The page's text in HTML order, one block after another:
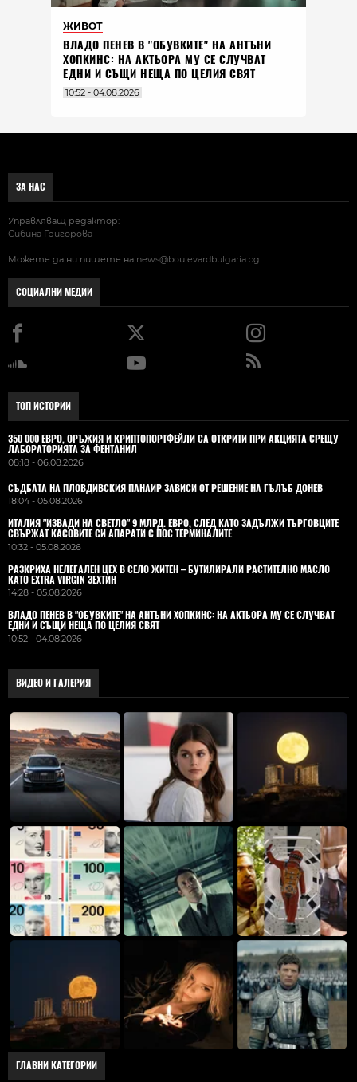
ЖИВОТ
ВЛАДO ПЕНЕВ В "ОБУВКИТЕ" НА АНТЪНИ
ХОПКИНС: НА АКТЬОРА МУ СЕ СЛУЧВАТ
ЕДНИ И СЪЩИ НЕЩА ПО ЦЕЛИЯ СВЯТ
10:52 - 04.08.2026
ЗА НАС
Управляващ редактор:
Сибина Григорова
Можете да ни пишете на news@boulevardbulgaria.bg
СОЦИАЛНИ МЕДИИ
ТОП ИСТОРИИ
350 000 ЕВРО, ОРЪЖИЯ И КРИПТОПОРТФЕЙЛИ СА ОТКРИТИ ПРИ АКЦИЯТА СРЕЩУ
ЛАБОРАТОРИЯТА ЗА ФЕНТАНИЛ
08:18 - 06.08.2026
СЪДБАТА НА ПЛОВДИВСКИЯ ПАНАИР ЗАВИСИ ОТ РЕШЕНИЕ НА ГЪЛЪБ ДОНЕВ
18:04 - 05.08.2026
ИТАЛИЯ "ИЗВАДИ НА СВЕТЛО" 9 МЛРД. ЕВРО, СЛЕД КАТО ЗАДЪЛЖИ ТЪРГОВЦИТЕ
СВЪРЖАТ КАСОВИТЕ СИ АПАРАТИ С ПОС ТЕРМИНАЛИТЕ
10:32 - 05.08.2026
РАЗКРИХА НЕЛЕГАЛЕН ЦЕХ В СЕЛО ЖИТЕН – БУТИЛИРАЛИ РАСТИТЕЛНО МАСЛО
КАТО EXTRA VIRGIN ЗЕХТИН
14:28 - 05.08.2026
ВЛАДO ПЕНЕВ В "ОБУВКИТЕ" НА АНТЪНИ ХОПКИНС: НА АКТЬОРА МУ СЕ СЛУЧВАТ
ЕДНИ И СЪЩИ НЕЩА ПО ЦЕЛИЯ СВЯТ
10:52 - 04.08.2026
ВИДЕО И ГАЛЕРИЯ
ГЛАВНИ КАТЕГОРИИ